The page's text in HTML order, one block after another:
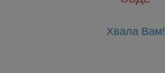
Хвала Вам!